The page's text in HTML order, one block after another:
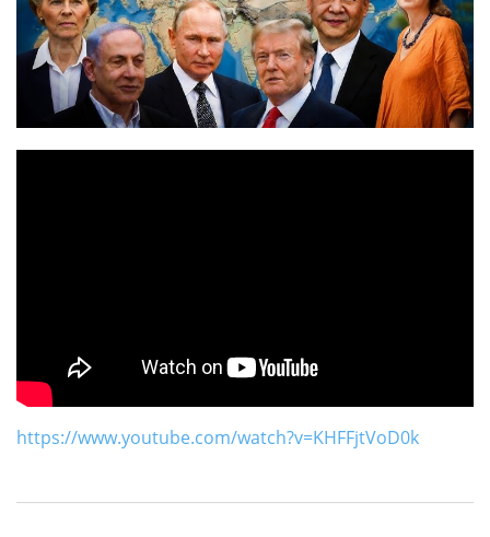
https://www.youtube.com/watch?v=KHFFjtVoD0k